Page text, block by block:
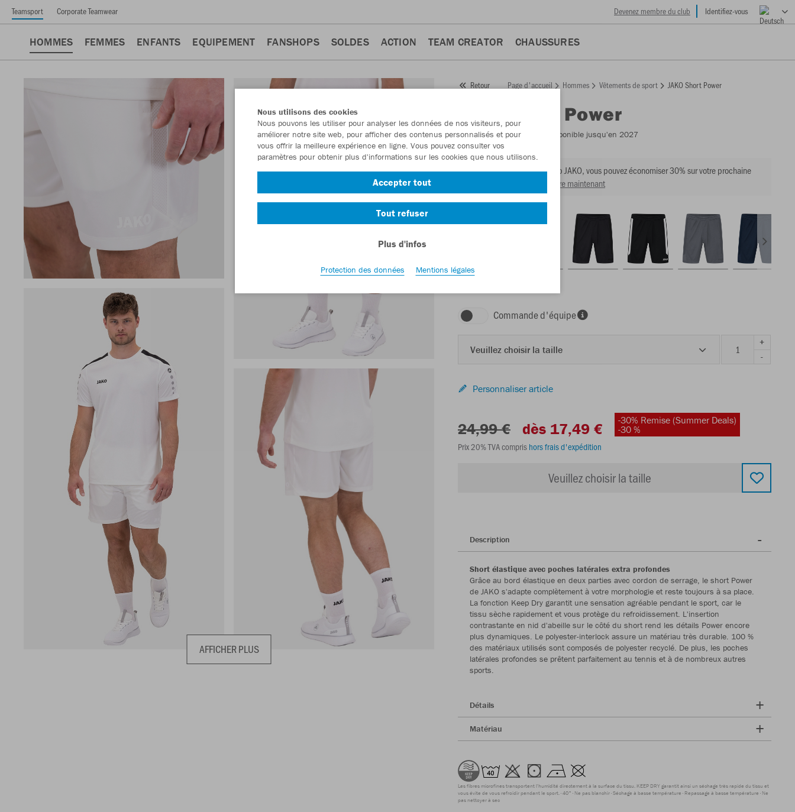
Teamsport Corporate Teamwear Devenez membre du club Identifiez-vous
HOMMES FEMMES ENFANTS EQUIPEMENT FANSHOPS SOLDES ACTION TEAM CREATOR CHAUSSURES
AFFICHER PLUS
Retour Page d'accueil Hommes Vêtements de sport JAKO Short Power
Short Power
Numéro d’article: - Disponible jusqu'en 2027
En tant que membre du club JAKO, vous pouvez économiser 30% sur votre prochaine
Devenir membre maintenant
Commande d'équipe
Veuillez choisir la taille
+
-
Personnaliser article
24,99 € dès 17,49 €
-30% Remise (Summer Deals)
-30 %
Prix 20% TVA compris hors frais d'expédition
Veuillez choisir la taille
Description
Short élastique avec poches latérales extra profondes
Grâce au bord élastique en deux parties avec cordon de serrage, le short Power
de JAKO s'adapte complètement à votre morphologie et reste toujours à sa place.
La fonction Keep Dry garantit une sensation agréable pendant le sport, car le
tissu sèche rapidement et vous protège du refroidissement. L'insertion
contrastante en nid d'abeille sur le côté du short rend les détails Power encore
plus dynamiques. Le polyester-interlock assure un matériau très durable. 100 %
des matériaux utilisés sont composés de polyester recyclé. De plus, les poches
latérales profondes se prêtent parfaitement au tennis et à de nombreux autres
sports.
Détails
Matériau
Les fibres microfines transportent l'humidité directement à la surface du tissu. KEEP DRY garantit ainsi un séchage très rapide du tissu et
vous évite de vous refroidir pendant le sport. 40° Ne pas blanchir Séchage à basse température Repassage à basse température Ne
pas nettoyer à sec
Nous utilisons des cookies
Nous pouvons les utiliser pour analyser les données de nos visiteurs, pour
améliorer notre site web, pour afficher des contenus personnalisés et pour
vous offrir la meilleure expérience en ligne. Vous pouvez consulter vos
paramètres pour obtenir plus d'informations sur les cookies que nous utilisons.
Accepter tout
Tout refuser
Plus d'infos
Protection des données Mentions légales